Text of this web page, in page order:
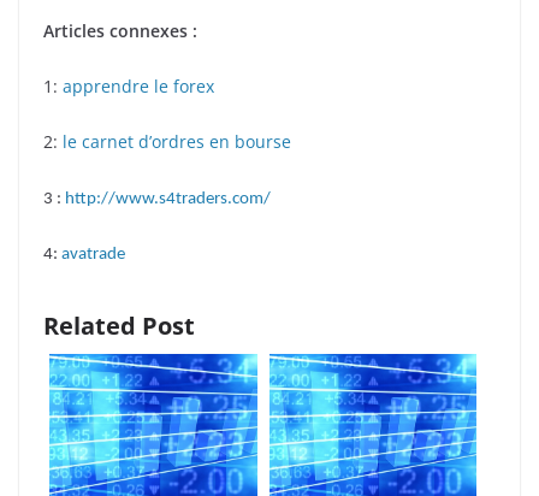
Articles connexes :
1: apprendre le forex
2: le carnet d’ordres en bourse
3 : http://www.s4traders.com/
4: avatrade
Related Post